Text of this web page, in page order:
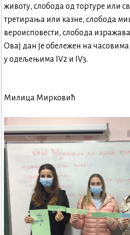
животу, слобода од тортуре или
третирања или казне, слобода
вероисповести, слобода
Овај дан је обележен на
у одељењима IV2 и IV3.
Милица Мирковић